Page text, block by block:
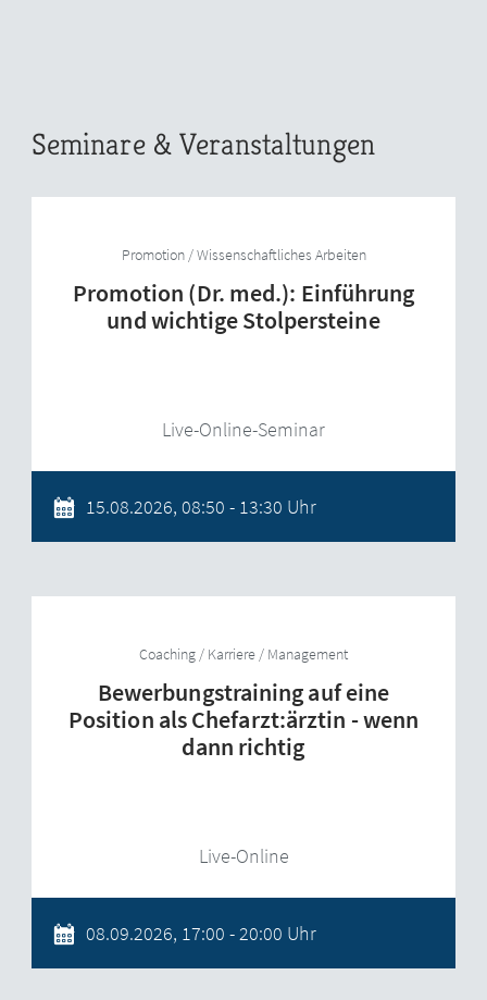
Seminare & Veranstaltungen
Promotion / Wissenschaftliches Arbeiten
Promotion (Dr. med.): Einführung
und wichtige Stolpersteine
Live-Online-Seminar
15.08.2026, 08:50 - 13:30 Uhr
Coaching / Karriere / Management
Bewerbungstraining auf eine
Position als Chefarzt:ärztin - wenn
dann richtig
Live-Online
08.09.2026, 17:00 - 20:00 Uhr